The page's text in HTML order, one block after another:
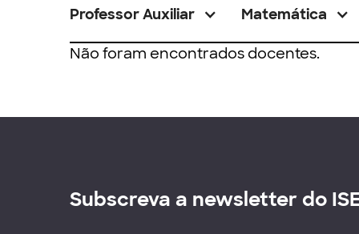
Professor Auxiliar Matemática
Não foram encontrados docentes.
Subscreva a newsletter do